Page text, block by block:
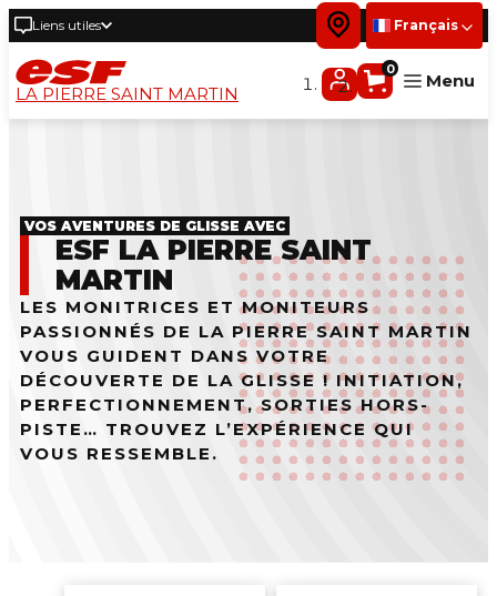
Liens utiles Français
LA PIERRE SAINT MARTIN
Ados & Adultes
Cours privés
Nordique
Cours week-end
Handiski
0
Menu
VOS AVENTURES DE GLISSE AVEC
ESF LA PIERRE SAINT
MARTIN
LES MONITRICES ET MONITEURS
PASSIONNÉS DE LA PIERRE SAINT MARTIN
VOUS GUIDENT DANS VOTRE
DÉCOUVERTE DE LA GLISSE ! INITIATION,
PERFECTIONNEMENT, SORTIES HORS-
PISTE… TROUVEZ L’EXPÉRIENCE QUI
VOUS RESSEMBLE.